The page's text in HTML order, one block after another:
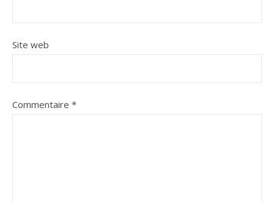
Site web
Commentaire *